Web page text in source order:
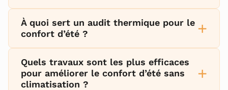
À quoi sert un audit thermique pour le
confort d’été ?
+
Quels travaux sont les plus efficaces
pour améliorer le confort d’été sans
climatisation ?
+